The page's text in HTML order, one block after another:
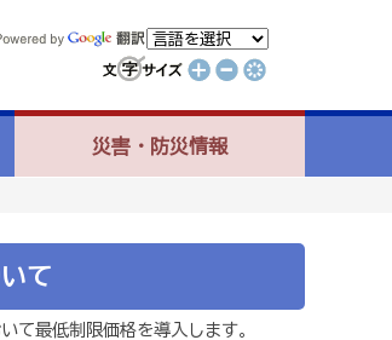
災害・防災情報
て
て最低制限価格を導入します。